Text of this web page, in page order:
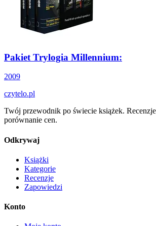
Pakiet Trylogia Millennium:
2009
czytelo.pl
Twój przewodnik po świecie książek.
porównanie cen.
Odkrywaj
Książki
Kategorie
Recenzje
Zapowiedzi
Konto